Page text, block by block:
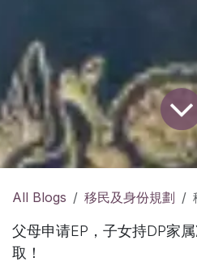
All Blogs 移民及身份規劃
父母申请EP，子女持DP家
取！